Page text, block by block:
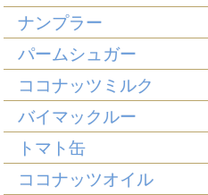
ナンプラー
パームシュガー
ココナッツミルク
バイマックルー
トマト缶
ココナッツオイル